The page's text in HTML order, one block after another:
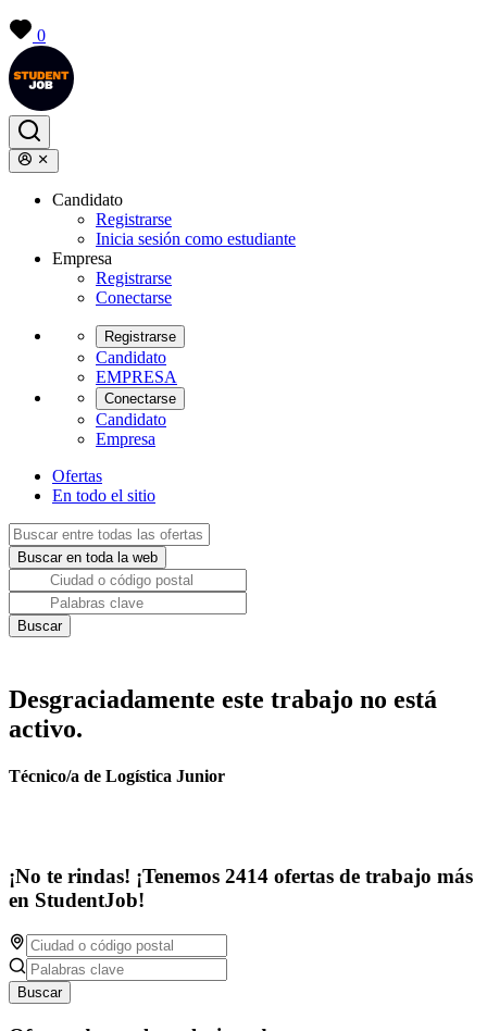
0
Candidato
Registrarse
Inicia sesión como estudiante
Empresa
Registrarse
Conectarse
Registrarse
Candidato
EMPRESA
Conectarse
Candidato
Empresa
Ofertas
En todo el sitio
Desgraciadamente este trabajo no está
activo.
Técnico/a de Logística Junior
¡No te rindas! ¡Tenemos 2414 ofertas de trabajo más
en StudentJob!
Buscar